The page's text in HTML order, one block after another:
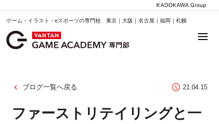
ゲーム・イラスト・eスポーツの専門校 東京｜大阪｜名古屋｜福岡｜札幌
ブログ一覧へ戻る 21.04.15
ファーストリテイリングと一